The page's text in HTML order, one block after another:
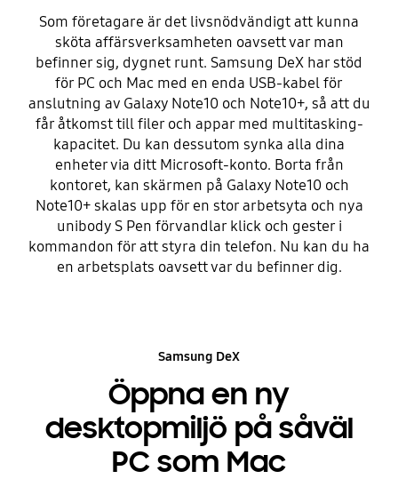
Som företagare är det livsnödvändigt att kunna
sköta affärsverksamheten oavsett var man
befinner sig, dygnet runt. Samsung DeX har stöd
för PC och Mac med en enda USB-kabel för
anslutning av Galaxy Note10 och Note10+, så att du
får åtkomst till filer och appar med multitasking-
kapacitet. Du kan dessutom synka alla dina
enheter via ditt Microsoft-konto. Borta från
kontoret, kan skärmen på Galaxy Note10 och
Note10+ skalas upp för en stor arbetsyta och nya
unibody S Pen förvandlar klick och gester i
kommandon för att styra din telefon. Nu kan du ha
en arbetsplats oavsett var du befinner dig.
Samsung DeX
Öppna en ny
desktopmiljö på såväl
PC som Mac